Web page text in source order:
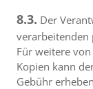
8.3. Der
verarbeitenden
Für weitere
Kopien kann
Gebühr